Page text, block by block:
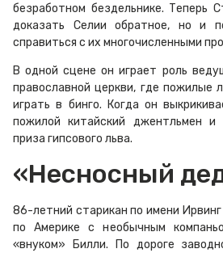
безработном бездельнике. Теперь
доказать Селии обратное, но и
справиться с их многочисленными
В одной сцене он играет роль
православной церкви, где пожилые
играть в бинго. Когда он
пожилой китайский джентльмен и
приза гипсового льва.
«Несносный
86-летний старикан по имени
по Америке с необычным
«внуком» Билли. По дороге